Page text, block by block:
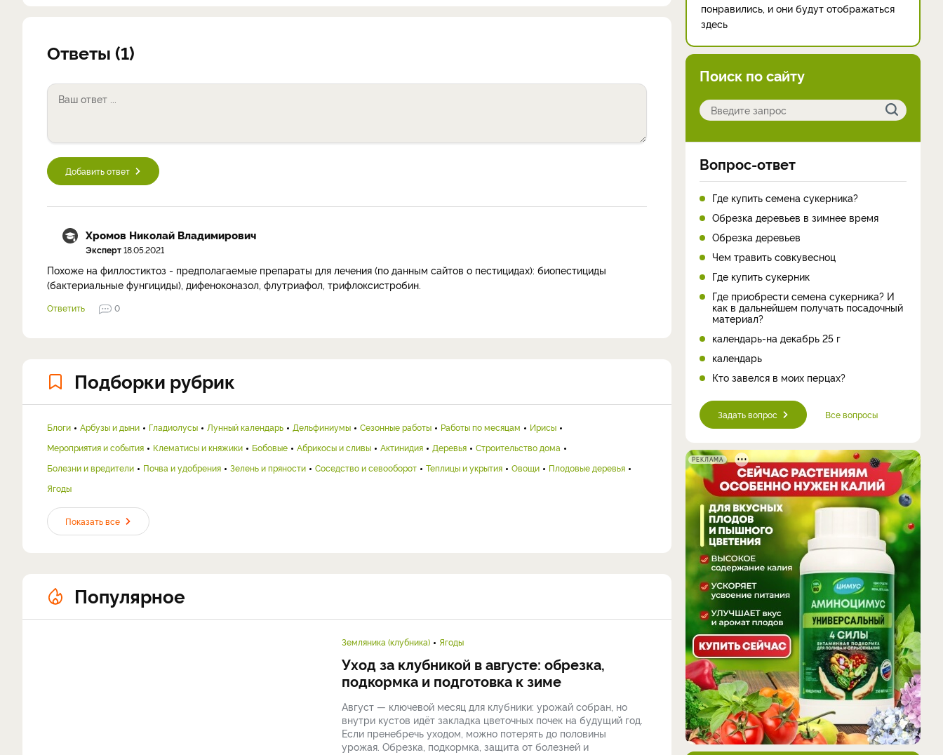
Ответы (1)
Добавить ответ
Хромов Николай Владимирович
Эксперт18.05.2021
Похоже на филлостиктоз - предполагаемые препараты для лечения (по данным сайтов о пестицидах): биопестициды
(бактериальные фунгициды), дифеноконазол, флутриафол, трифлоксистробин.
Ответить 0
Подборки рубрик
Блоги Арбузы и дыни Гладиолусы Лунный календарь Дельфиниумы Сезонные работы Работы по месяцам
Ирисы
Мероприятия и события
Клематисы и княжики Бобовые Абрикосы и сливы Актинидия Деревья
Строительство дома
Болезни и вредители
Почва и удобрения Зелень и пряности Соседство и севооборот Теплицы и укрытия Овощи
Плодовые деревья
Ягоды
Показать все
Популярное
Земляника (клубника) Ягоды
Уход за клубникой в августе: обрезка,
подкормка и подготовка к зиме
Август — ключевой месяц для клубники: урожай собран, но
внутри кустов идёт закладка цветочных почек на будущий год.
Если пренебречь уходом, можно потерять до половины
урожая. Обрезка, подкормка, защита от болезней и
понравились, и они будут отображаться
здесь
Поиск по сайту
Вопрос-ответ
Где купить семена сукерника?
Обрезка деревьев в зимнее время
Обрезка деревьев
Чем травить совкувесноц
Где купить сукерник
Где приобрести семена сукерника? И
как в дальнейшем получать посадочный
материал?
календарь-на декабрь 25 г
календарь
Кто завелся в моих перцах?
Задать вопрос Все вопросы
РЕКЛАМА